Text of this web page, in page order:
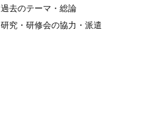
過去のテーマ・総論
研究・研修会の協力・派遣